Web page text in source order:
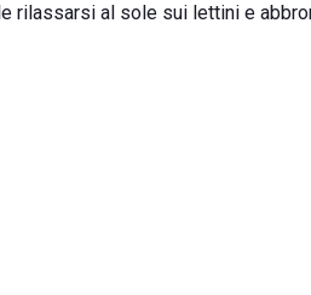
rilassarsi al sole sui lettini e